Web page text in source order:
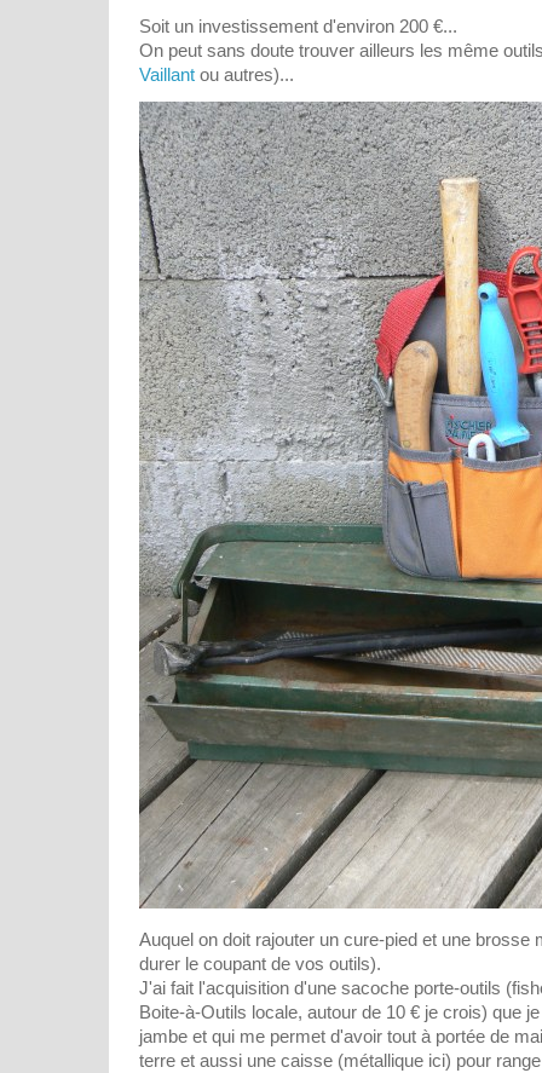
Soit un investissement d'environ 200 €...
On peut sans doute trouver ailleurs les même
Vaillant ou autres)...
Auquel on doit rajouter un cure-pied et une brosse
durer le coupant de vos outils).
J'ai fait l'acquisition d'une sacoche porte-outils
Boite-à-Outils locale, autour de 10 € je crois) que
jambe et qui me permet d'avoir tout à portée de
terre et aussi une caisse (métallique ici) pour